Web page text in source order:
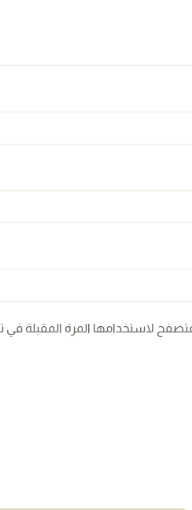
لاستخدامها المرة المقبلة في